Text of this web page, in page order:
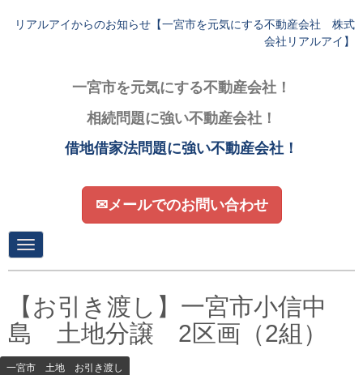
リアルアイからのお知らせ【一宮市を元気にする不動産会社 株式
会社リアルアイ】
一宮市を元気にする不動産会社！
相続問題に強い不動産会社！
借地借家法問題に強い不動産会社！
✉メールでのお問い合わせ
N
a
v
g
a
t
i
o
n
【お引き渡し】一宮市小信中
島 土地分譲 2区画（2組）
一宮市 土地 お引き渡し